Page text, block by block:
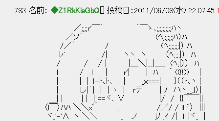
783 名前： ◆Z1RkKisGbQ [] 投稿日：2011/06/08(水) 22:07:45
／;;;;r'￣´ ｀￣ゝ､;;;;;;;;;;ﾊヽ
／ソ´ (ﾍ;;;;;;;ﾊ）ﾊ
/／´ / (ﾍ;;;;;;;|） ﾊ
ﾚ' /| ヽヽ ヽ （ﾍ;;;;|） ﾊ
/ / /│ |＿＼|__|＿_ (ﾍ;|）） ﾊ
l / l | | r'| | ﾊ ｀ ((!!)) |
| | | 」-ﾄ､ﾄ､ | _x===| }（（ﾄ､ヽ | わたし
| レ|´| | | ヽ | ｒテ´ | / ハヽ__」〉|
＿| | | | |_==ヾ､ ∨ |/ / {{￣￣||
〈l￣〉ﾊﾊ ＼＼xﾞ , /／/ / llヾ〉 |||
ヾ_'-'∧. ヽ ＼＼ _ ノ jﾉ ,ｲ /| ll |ヾ_